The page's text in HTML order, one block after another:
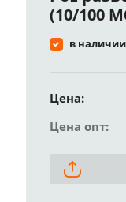
(10/100
в
Цена:
Цена опт: